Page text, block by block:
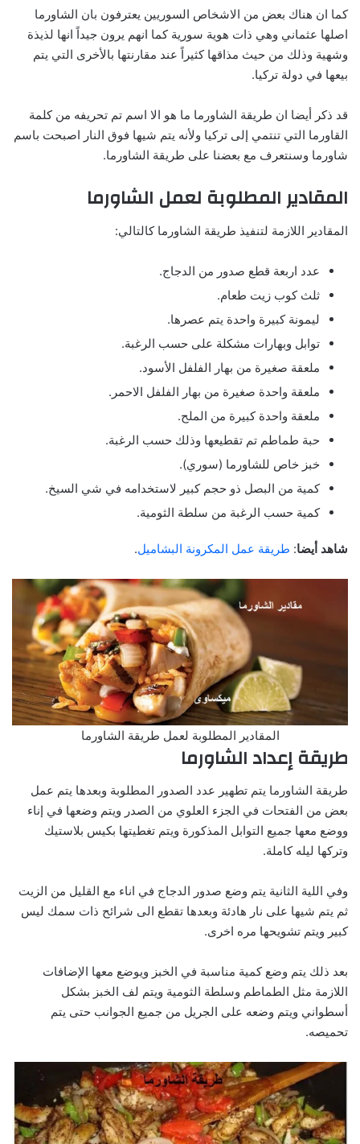
كما ان هناك بعض من الاشخاص السوريين يعترفون بان الشاورما
اصلها عثماني وهي ذات هوية سورية كما انهم يرون جيداً انها لذيذة
وشهية وذلك من حيث مذاقها كثيراً عند مقارنتها بالأخرى التي يتم
بيعها في دولة تركيا.
قد ذكر أيضا ان طريقة الشاورما ما هو الا اسم تم تحريفه من كلمة
القاورما التي تنتمي إلى تركيا ولأنه يتم شيها فوق النار اصبحت باسم
شاورما وسنتعرف مع بعضنا على طريقة الشاورما.
المقادير المطلوبة لعمل الشاورما
المقادير اللازمة لتنفيذ طريقة الشاورما كالتالي:
عدد اربعة قطع صدور من الدجاج.
ثلث كوب زيت طعام.
ليمونة كبيرة واحدة يتم عصرها.
توابل وبهارات مشكلة على حسب الرغبة.
ملعقة صغيرة من بهار الفلفل الأسود.
ملعقة واحدة صغيرة من بهار الفلفل الاحمر.
ملعقة واحدة كبيرة من الملح.
حبة طماطم تم تقطيعها وذلك حسب الرغبة.
خبز خاص للشاورما (سوري).
كمية من البصل ذو حجم كبير لاستخدامه في شي السيخ.
كمية حسب الرغبة من سلطة الثومية.
شاهد أيضا: طريقة عمل المكرونة البشاميل.
المقادير المطلوبة لعمل طريقة الشاورما
طريقة إعداد الشاورما
طريقة الشاورما يتم تطهير عدد الصدور المطلوبة وبعدها يتم عمل
بعض من الفتحات في الجزء العلوي من الصدر ويتم وضعها في إناء
ووضع معها جميع التوابل المذكورة ويتم تغطيتها بكيس بلاستيك
وتركها ليله كاملة.
وفي اللية الثانية يتم وضع صدور الدجاج في اناء مع القليل من الزيت
ثم يتم شيها على نار هادئة وبعدها تقطع الى شرائح ذات سمك ليس
كبير ويتم تشويحها مره اخرى.
بعد ذلك يتم وضع كمية مناسبة في الخبز ويوضع معها الإضافات
اللازمة مثل الطماطم وسلطة الثومية ويتم لف الخبز بشكل
أسطواني ويتم وضعه على الجريل من جميع الجوانب حتى يتم
تحميصه.